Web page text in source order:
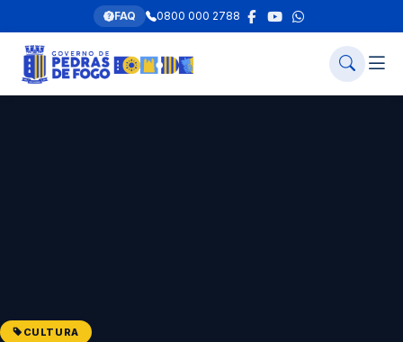
FAQ 0800 000 2788
CULTURA